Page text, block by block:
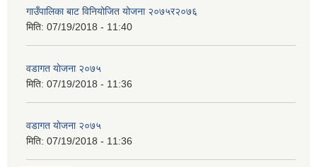
गाउँपालिका बाट विनियोजित योजना २०७५र२०७६
मिति: 07/19/2018 - 11:40
वडागत याेजना २०७५
मिति: 07/19/2018 - 11:36
वडागत याेजना २०७५
मिति: 07/19/2018 - 11:36